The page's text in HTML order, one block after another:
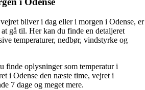
bliver i dag eller i morgen i Odense, er
gå til. Her kan du finde en detaljeret
temperaturer, nedbør, vindstyrke og
finde oplysninger som temperatur i
i Odense den næste time, vejret i
7 dage og meget mere.